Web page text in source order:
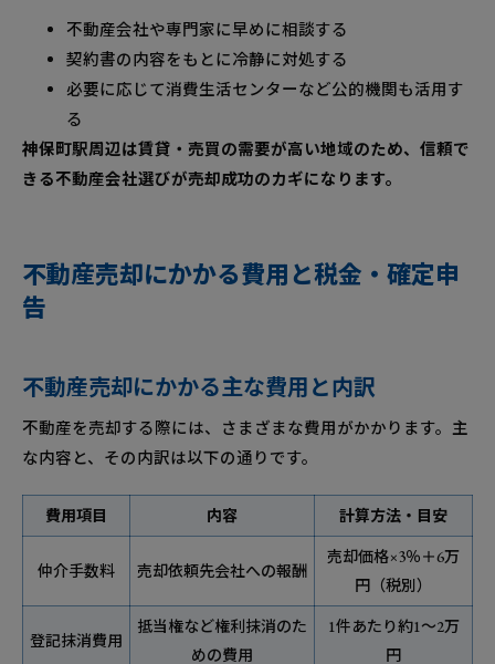
不動産会社や専門家に早めに相談する
契約書の内容をもとに冷静に対処する
必要に応じて消費生活センターなど公的機関も活用す
る
神保町駅周辺は賃貸・売買の需要が高い地域のため、信頼で
きる不動産会社選びが売却成功のカギになります。
不動産売却にかかる費用と税金・確定申
告
不動産売却にかかる主な費用と内訳
不動産を売却する際には、さまざまな費用がかかります。主
な内容と、その内訳は以下の通りです。
費用項目 内容 計算方法・目安
仲介手数料 売却依頼先会社への報酬
売却価格×3％＋6万
円（税別）
登記抹消費用
抵当権など権利抹消のた
めの費用
1件あたり約1～2万
円